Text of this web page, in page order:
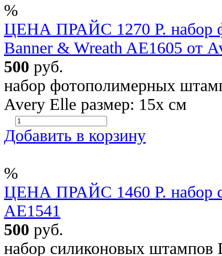
%
ЦЕНА ПРАЙС 1270 Р. набор
Banner & Wreath AE1605 от
500 руб.
набор фотополимерных
Avery Elle размер: 15х см
Добавить в корзину
%
ЦЕНА ПРАЙС 1460 Р. набор
AE1541
500 руб.
набор силиконовых штампов